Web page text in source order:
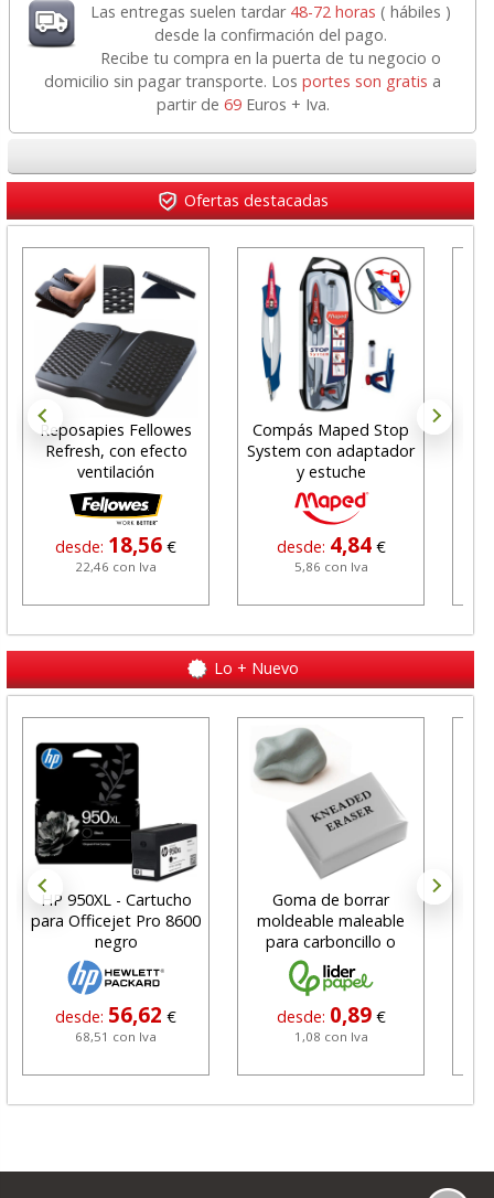
Las entregas suelen tardar 48-72 horas ( hábiles )
desde la confirmación del pago.
Recibe tu compra en la puerta de tu negocio o
domicilio sin pagar transporte. Losportes son gratis a
partir de 69Euros + Iva.
Ofertas destacadas
Reposapies Fellowes
Refresh, con efecto
ventilación
desde: 18,56 €
22,46 con Iva
Compás Maped Stop
System con adaptador
y estuche
desde: 4,84 €
5,86 con Iva
Lo + Nuevo
HP 950XL - Cartucho
para Officejet Pro 8600
negro
desde: 56,62 €
68,51 con Iva
Goma de borrar
moldeable maleable
para carboncillo o
grafito
desde: 0,89 €
1,08 con Iva